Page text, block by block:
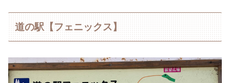
道の駅【フェニックス】